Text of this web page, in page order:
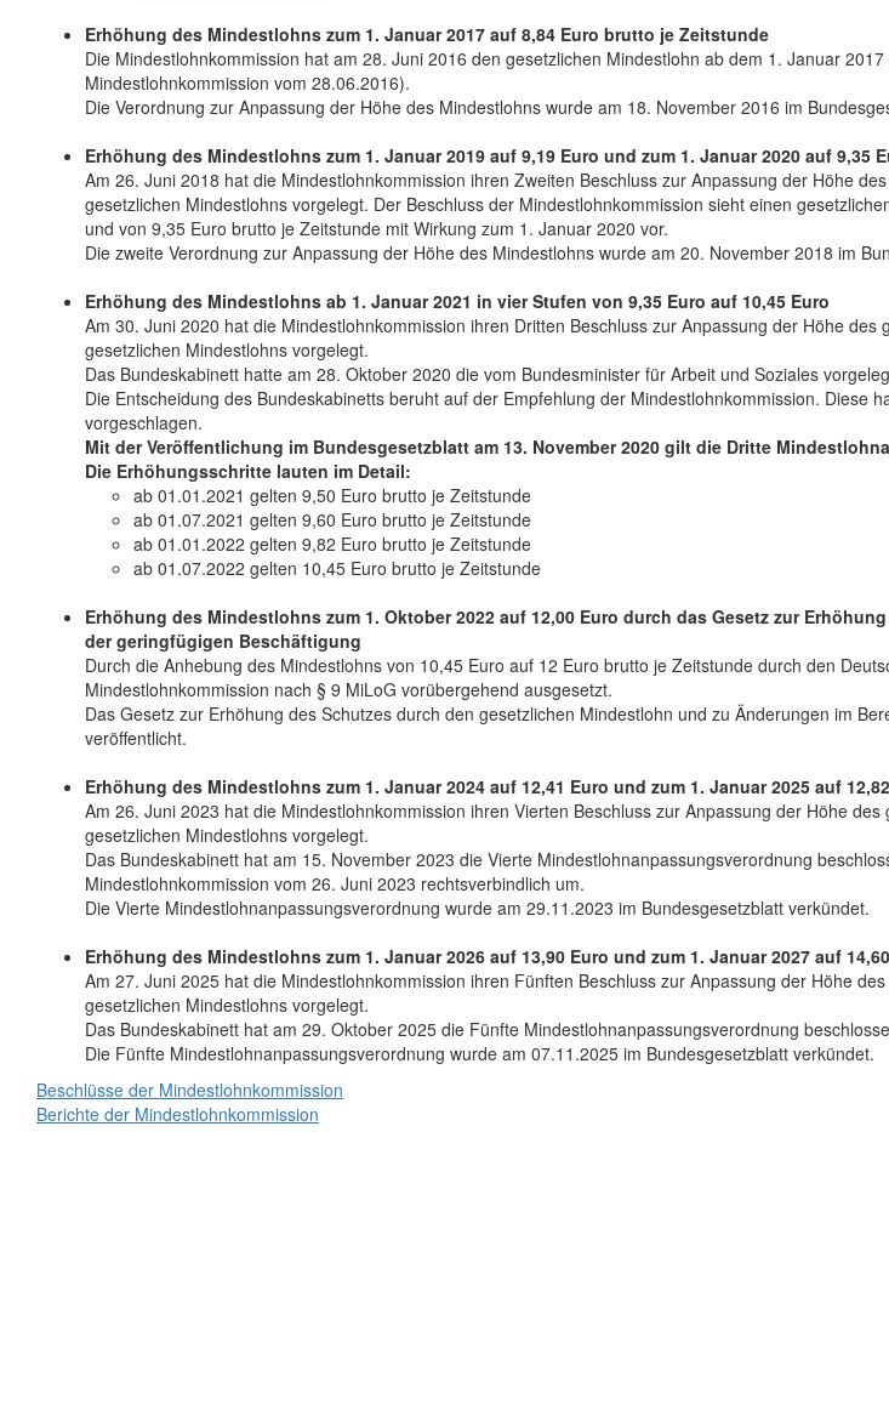
Erhöhung des Mindestlohns zum 1. Januar 2017 auf 8,84 Euro brutto je Zeitstunde
Die Mindestlohnkommission hat am 28. Juni 2016 den gesetzlichen Mindestlohn ab dem 1. Januar
Mindestlohnkommission vom 28.06.2016).
Die Verordnung zur Anpassung der Höhe des Mindestlohns wurde am 18. November 2016 im
Erhöhung des Mindestlohns zum 1. Januar 2019 auf 9,19 Euro und zum 1. Januar 2020 auf 9,35
Am 26. Juni 2018 hat die Mindestlohnkommission ihren Zweiten Beschluss zur Anpassung der Höhe
gesetzlichen Mindestlohns vorgelegt. Der Beschluss der Mindestlohnkommission sieht einen
und von 9,35 Euro brutto je Zeitstunde mit Wirkung zum 1. Januar 2020 vor.
Die zweite Verordnung zur Anpassung der Höhe des Mindestlohns wurde am 20. November 2018 im
Erhöhung des Mindestlohns ab 1. Januar 2021 in vier Stufen von 9,35 Euro auf 10,45 Euro
Am 30. Juni 2020 hat die Mindestlohnkommission ihren Dritten Beschluss zur Anpassung der Höhe
gesetzlichen Mindestlohns vorgelegt.
Das Bundeskabinett hatte am 28. Oktober 2020 die vom Bundesminister für Arbeit und Soziales
Die Entscheidung des Bundeskabinetts beruht auf der Empfehlung der Mindestlohnkommission. Diese
vorgeschlagen.
Mit der Veröffentlichung im Bundesgesetzblatt am 13. November 2020 gilt die Dritte
Die Erhöhungsschritte lauten im Detail:
ab 01.01.2021 gelten 9,50 Euro brutto je Zeitstunde
ab 01.07.2021 gelten 9,60 Euro brutto je Zeitstunde
ab 01.01.2022 gelten 9,82 Euro brutto je Zeitstunde
ab 01.07.2022 gelten 10,45 Euro brutto je Zeitstunde
Erhöhung des Mindestlohns zum 1. Oktober 2022 auf 12,00 Euro durch das Gesetz zur
der geringfügigen Beschäftigung
Durch die Anhebung des Mindestlohns von 10,45 Euro auf 12 Euro brutto je Zeitstunde durch den
Mindestlohnkommission nach § 9 MiLoG vorübergehend ausgesetzt.
Das Gesetz zur Erhöhung des Schutzes durch den gesetzlichen Mindestlohn und zu Änderungen im
veröffentlicht.
Erhöhung des Mindestlohns zum 1. Januar 2024 auf 12,41 Euro und zum 1. Januar 2025 auf
Am 26. Juni 2023 hat die Mindestlohnkommission ihren Vierten Beschluss zur Anpassung der Höhe
gesetzlichen Mindestlohns vorgelegt.
Das Bundeskabinett hat am 15. November 2023 die Vierte Mindestlohnanpassungsverordnung
Mindestlohnkommission vom 26. Juni 2023 rechtsverbindlich um.
Die Vierte Mindestlohnanpassungsverordnung wurde am 29.11.2023 im Bundesgesetzblatt verkündet.
Erhöhung des Mindestlohns zum 1. Januar 2026 auf 13,90 Euro und zum 1. Januar 2027 auf
Am 27. Juni 2025 hat die Mindestlohnkommission ihren Fünften Beschluss zur Anpassung der Höhe
gesetzlichen Mindestlohns vorgelegt.
Das Bundeskabinett hat am 29. Oktober 2025 die Fünfte Mindestlohnanpassungsverordnung
Die Fünfte Mindestlohnanpassungsverordnung wurde am 07.11.2025 im Bundesgesetzblatt verkündet.
Beschlüsse der Mindestlohnkommission
Berichte der Mindestlohnkommission